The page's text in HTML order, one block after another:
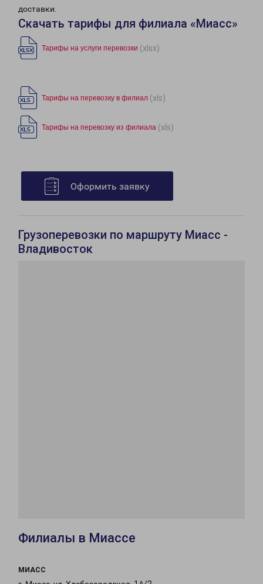
доставки.
Скачать тарифы для филиала «Миасс»
Тарифы на услуги перевозки (xlsx)
Тарифы на перевозку в филиал (xls)
Тарифы на перевозку из филиала (xls)
Оформить заявку
Грузоперевозки по маршруту Миасс -
Владивосток
Филиалы в Миассе
МИАСС